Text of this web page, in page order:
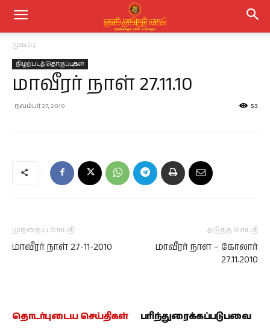
முகப்பு
நிழற்படத் தொகுப்புகள்
மாவீரர் நாள் 27.11.10
நவம்பர் 27, 2010 53
முந்தைய செய்தி
மாவீரர் நாள் 27-11-2010
அடுத்த செய்தி
மாவீரர் நாள் – கோலார்
27.11.2010
தொடர்புடைய செய்திகள் பரிந்துரைக்கப்படுபவை